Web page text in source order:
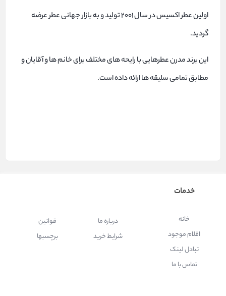
اولین عطر اکسیس در سال ۲۰۰۱ تولید و به بازار جهانی عطر عرضه
گردید.
این برند مدرن عطرهایی با رایحه های مختلف برای خانم ها و آقایان و
مطابق تمامی سلیقه ها ارائه داده است.
خدمات
خانه
اقلام موجود
تبادل لینک
تماس با ما
درباره ما
شرایط خرید
قوانین
برچسبها